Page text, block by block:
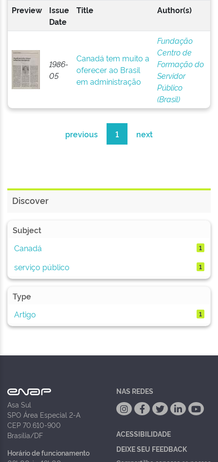
Preview
Issue
Date
Title Author(s)
1986-
05
Canadá tem muito a
oferecer ao Brasil
em administração
Fundação
Centro de
Formação do
Servidor
Público
(Brasil)
previous 1 next
Discover
Subject
Canadá
1
serviço público 1
Type
Artigo
1
Asa Sul
SPO Área Especial 2-A
CEP 70.610-900
Brasília/DF
Horário de funcionamento
NAS REDES
ACESSIBILIDADE
DEIXE SEU FEEDBACK